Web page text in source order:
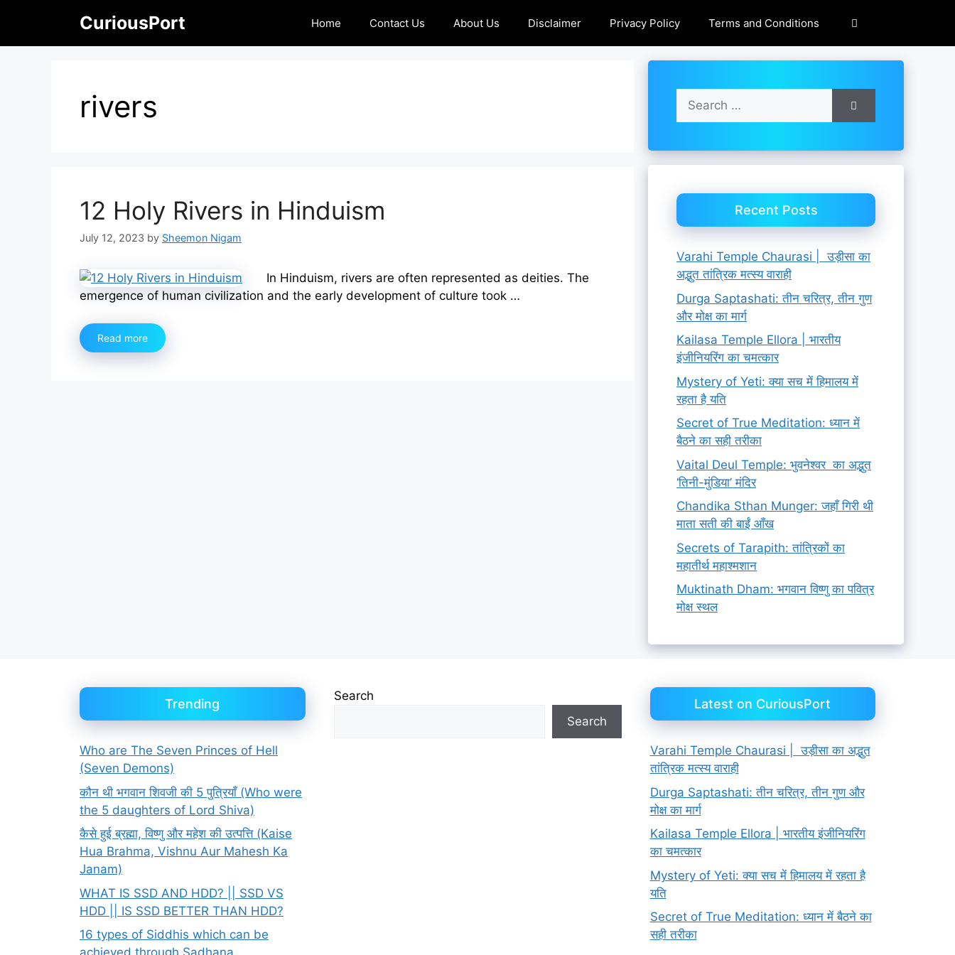
content
CuriousPort Home Contact Us About Us Disclaimer Privacy Policy Terms and Conditions
rivers
12 Holy Rivers in Hinduism
July 12, 2023 by Sheemon Nigam
In Hinduism, rivers are often represented as deities. The
emergence of human civilization and the early development of culture took …
Read more
Search
for:
Recent Posts
Varahi Temple Chaurasi | उड़ीसा का
अद्भुत तांत्रिक मत्स्य वाराही
Durga Saptashati: तीन चरित्र, तीन गुण
और मोक्ष का मार्ग
Kailasa Temple Ellora | भारतीय
इंजीनियरिंग का चमत्कार
Mystery of Yeti: क्या सच में हिमालय में
रहता है यति
Secret of True Meditation: ध्यान में
बैठने का सही तरीका
Vaital Deul Temple: भुवनेश्वर का अद्भुत
‘तिनी-मुंडिया’ मंदिर
Chandika Sthan Munger: जहाँ गिरी थी
माता सती की बाईं आँख
Secrets of Tarapith: तांत्रिकों का
महातीर्थ महाश्मशान
Muktinath Dham: भगवान विष्णु का पवित्र
मोक्ष स्थल
Trending
Who are The Seven Princes of Hell
(Seven Demons)
कौन थी भगवान शिवजी की 5 पुत्रियाँ (Who were
the 5 daughters of Lord Shiva)
कैसे हुई ब्रह्मा, विष्णु और महेश की उत्पत्ति (Kaise
Hua Brahma, Vishnu Aur Mahesh Ka
Janam)
WHAT IS SSD AND HDD? || SSD VS
HDD || IS SSD BETTER THAN HDD?
16 types of Siddhis which can be
achieved through Sadhana
Search
Search
Latest on CuriousPort
Varahi Temple Chaurasi | उड़ीसा का अद्भुत
तांत्रिक मत्स्य वाराही
Durga Saptashati: तीन चरित्र, तीन गुण और
मोक्ष का मार्ग
Kailasa Temple Ellora | भारतीय इंजीनियरिंग
का चमत्कार
Mystery of Yeti: क्या सच में हिमालय में रहता है
यति
Secret of True Meditation: ध्यान में बैठने का
सही तरीका